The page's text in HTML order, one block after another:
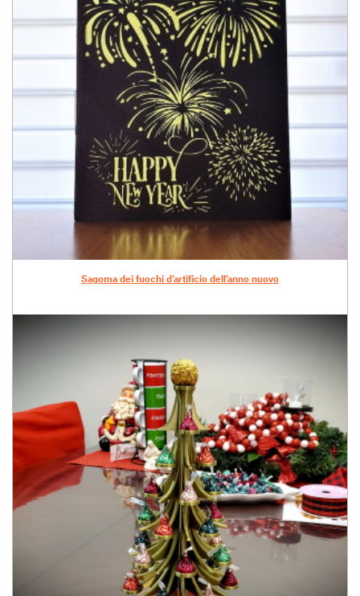
Sagoma dei fuochi d’artificio dell’anno nuovo